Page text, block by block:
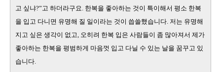
고 싶냐?”고 하더라구요 한복을 좋아하는 것이 특이해서 평소 한복
을 입고 다니면 유명해 질 일이라는 것이 씁쓸했습니다 저는 유명해
지고 싶은 생각이 없고
오히려 한복 입은 사람들이 좀 많아져서 제가
좋아하는 한복을 평범하게 마음껏 입고 다닐 수 있는 날을 꿈꾸고 있
습니다